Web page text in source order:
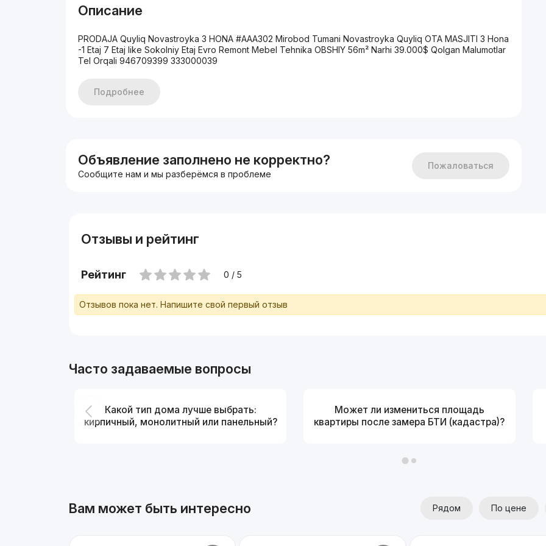
Описание
PRODAJA Quyliq Novastroyka 3 HONA #AAA302 Mirobod Tumani Novastroyka Quyliq OTA MASJITI 3 Hona
-1 Etaj 7 Etaj like Sokolniy Etaj Evro Remont Mebel Tehnika OBSHIY 56m² Narhi 39.000$ Qolgan Malumotlar
Tel Orqali 946709399 333000039
Подробнее
Объявление заполнено не корректно?
Сообщите нам и мы разберёмся в проблеме
Пожаловаться
Отзывы и рейтинг
Рейтинг 0 / 5
Отзывов пока нет. Напишите свой первый отзыв
Часто задаваемые вопросы
Какой тип дома лучше выбрать:
кирпичный, монолитный или панельный?
Может ли измениться площадь
квартиры после замера БТИ (кадастра)?
Вам может быть интересно Рядом По цене